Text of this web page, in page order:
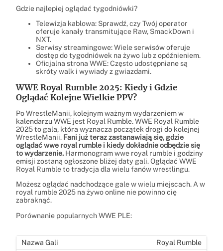
Gdzie najlepiej oglądać tygodniówki?
Telewizja kablowa: Sprawdź, czy Twój operator
oferuje kanały transmitujące Raw, SmackDown i
NXT.
Serwisy streamingowe: Wiele serwisów oferuje
dostęp do tygodniówek na żywo lub z opóźnieniem.
Oficjalna strona WWE: Często udostępniane są
skróty walk i wywiady z gwiazdami.
WWE Royal Rumble 2025: Kiedy i Gdzie
Oglądać Kolejne Wielkie PPV?
Po WrestleManii, kolejnym ważnym wydarzeniem w
kalendarzu WWE jest Royal Rumble. WWE Royal Rumble
2025 to gala, która wyznacza początek drogi do kolejnej
WrestleManii. Fani już teraz zastanawiają się, gdzie
oglądać wwe royal rumble i kiedy dokładnie odbędzie się
to wydarzenie. Harmonogram wwe royal rumble i godziny
emisji zostaną ogłoszone bliżej daty gali. Oglądać WWE
Royal Rumble to tradycja dla wielu fanów wrestlingu.
Możesz oglądać nadchodzące gale w wielu miejscach. A w
royal rumble 2025 na żywo online nie powinno cię
zabraknąć.
Porównanie popularnych WWE PLE:
Royal Rumble